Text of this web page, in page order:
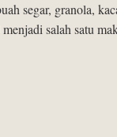
segar, granola,
salah satu